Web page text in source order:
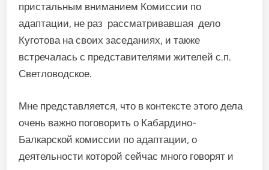
пристальным вниманием Комиссии по
адаптации, не раз рассматривавшая дело
Куготова на своих заседаниях, и также
встречалась с представителями жителей с.п.
Светловодское.
Мне представляется, что в контексте этого дела
очень важно поговорить о Кабардино-
Балкарской комиссии по адаптации, о
деятельности которой сейчас много говорят и